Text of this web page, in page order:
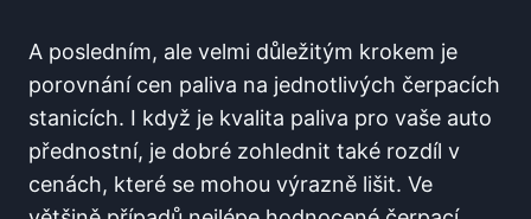
A posledním, ale velmi důležitým krokem je
porovnání cen paliva na jednotlivých čerpacích
stanicích. I když je kvalita paliva‌ pro vaše auto
přednostní, je dobré zohlednit také ⁣rozdíl v
cenách, které se mohou výrazně lišit. Ve⁤